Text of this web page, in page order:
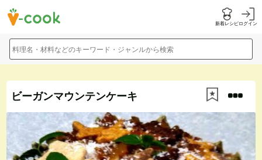
新着レシピログイン
料理名・材料などのキーワード・ジャンルから検索
ビーガンマウンテンケーキ